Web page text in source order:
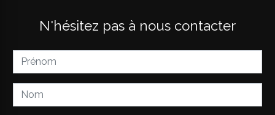
N'hésitez pas à nous contacter